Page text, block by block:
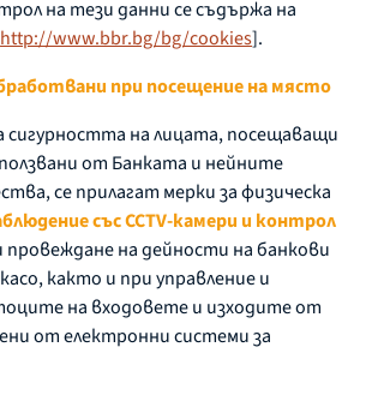
на тези данни се съдържа на
http://www.bbr.bg/bg/cookies].
при посещение на място
сигурността на лицата, посещаващи
от Банката и нейните
се прилагат мерки за физическа
със CCTV-камери и контрол
провеждане на дейности на банкови
както и при управление и
на входовете и изходите от
от електронни системи за